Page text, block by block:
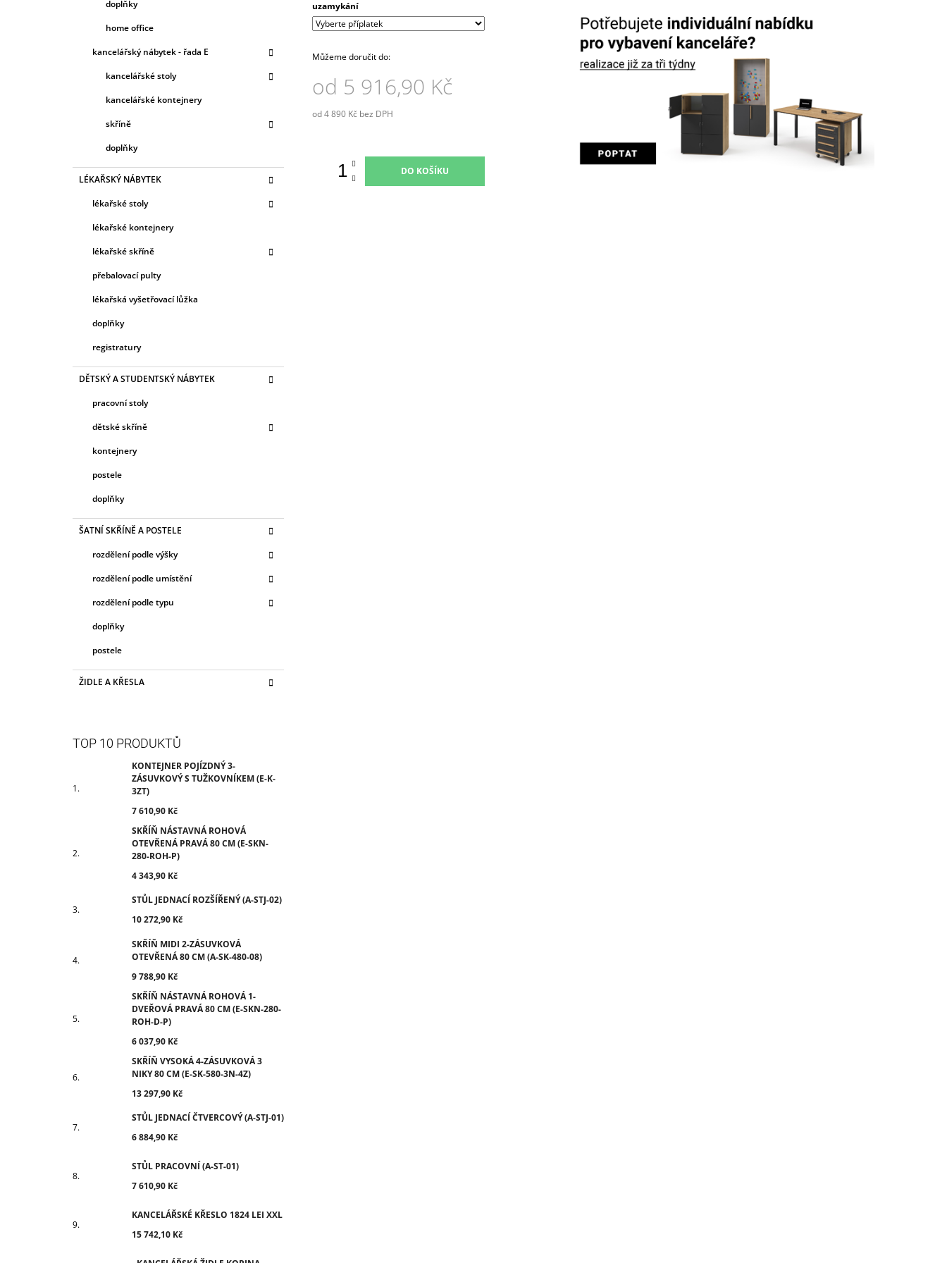
doplňky
home office
kancelářský nábytek - řada E
kancelářské stoly
kancelářské kontejnery
skříně
doplňky
LÉKAŘSKÝ NÁBYTEK
lékařské stoly
lékařské kontejnery
lékařské skříně
přebalovací pulty
lékařská vyšetřovací lůžka
doplňky
registratury
DĚTSKÝ A STUDENTSKÝ NÁBYTEK
pracovní stoly
dětské skříně
kontejnery
postele
doplňky
ŠATNÍ SKŘÍNĚ A POSTELE
rozdělení podle výšky
rozdělení podle umístění
rozdělení podle typu
doplňky
postele
ŽIDLE A KŘESLA
TOP 10 PRODUKTŮ
KONTEJNER POJÍZDNÝ 3-
ZÁSUVKOVÝ S TUŽKOVNÍKEM (E-K-
3ZT)
7 610,90 Kč
SKŘÍŇ NÁSTAVNÁ ROHOVÁ
OTEVŘENÁ PRAVÁ 80 CM (E-SKN-
280-ROH-P)
4 343,90 Kč
STŮL JEDNACÍ ROZŠÍŘENÝ (A-STJ-02)
10 272,90 Kč
SKŘÍŇ MIDI 2-ZÁSUVKOVÁ
OTEVŘENÁ 80 CM (A-SK-480-08)
9 788,90 Kč
SKŘÍŇ NÁSTAVNÁ ROHOVÁ 1-
DVEŘOVÁ PRAVÁ 80 CM (E-SKN-280-
ROH-D-P)
6 037,90 Kč
SKŘÍŇ VYSOKÁ 4-ZÁSUVKOVÁ 3
NIKY 80 CM (E-SK-580-3N-4Z)
13 297,90 Kč
STŮL JEDNACÍ ČTVERCOVÝ (A-STJ-01)
6 884,90 Kč
STŮL PRACOVNÍ (A-ST-01)
7 610,90 Kč
KANCELÁŘSKÉ KŘESLO 1824 LEI XXL
15 742,10 Kč
uzamykání
Můžeme doručit do:
od 5 916,90 Kč
od4 890 Kč bez DPH
DO KOŠÍKU